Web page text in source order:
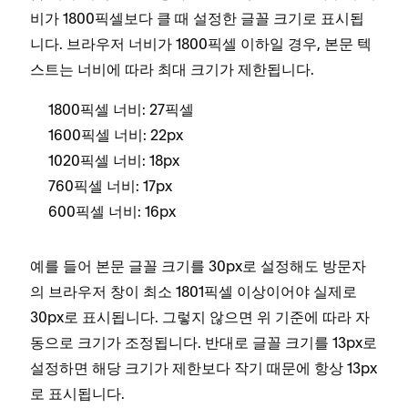
비가 1800픽셀보다 클 때 설정한 글꼴 크기로 표시됩
니다. 브라우저 너비가 1800픽셀 이하일 경우, 본문 텍
스트는 너비에 따라 최대 크기가 제한됩니다.
1800픽셀 너비: 27픽셀
1600픽셀 너비: 22px
1020픽셀 너비: 18px
760픽셀 너비: 17px
600픽셀 너비: 16px
예를 들어 본문 글꼴 크기를 30px로 설정해도 방문자
의 브라우저 창이 최소 1801픽셀 이상이어야 실제로
30px로 표시됩니다. 그렇지 않으면 위 기준에 따라 자
동으로 크기가 조정됩니다. 반대로 글꼴 크기를 13px로
설정하면 해당 크기가 제한보다 작기 때문에 항상 13px
로 표시됩니다.